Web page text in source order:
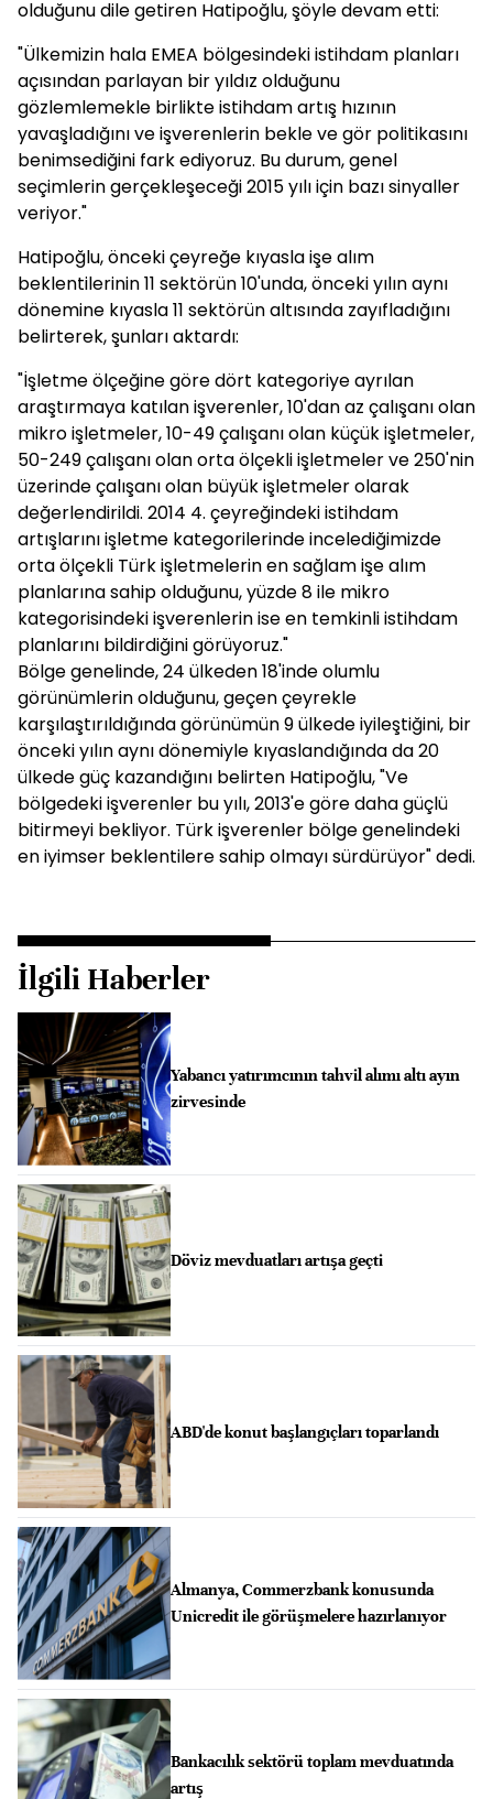
olduğunu dile getiren Hatipoğlu, şöyle devam etti:
"Ülkemizin hala EMEA bölgesindeki istihdam planları
açısından parlayan bir yıldız olduğunu
gözlemlemekle birlikte istihdam artış hızının
yavaşladığını ve işverenlerin bekle ve gör politikasını
benimsediğini fark ediyoruz. Bu durum, genel
seçimlerin gerçekleşeceği 2015 yılı için bazı sinyaller
veriyor."
Hatipoğlu, önceki çeyreğe kıyasla işe alım
beklentilerinin 11 sektörün 10'unda, önceki yılın aynı
dönemine kıyasla 11 sektörün altısında zayıfladığını
belirterek, şunları aktardı:
"İşletme ölçeğine göre dört kategoriye ayrılan
araştırmaya katılan işverenler, 10'dan az çalışanı olan
mikro işletmeler, 10-49 çalışanı olan küçük işletmeler,
50-249 çalışanı olan orta ölçekli işletmeler ve 250'nin
üzerinde çalışanı olan büyük işletmeler olarak
değerlendirildi. 2014 4. çeyreğindeki istihdam
artışlarını işletme kategorilerinde incelediğimizde
orta ölçekli Türk işletmelerin en sağlam işe alım
planlarına sahip olduğunu, yüzde 8 ile mikro
kategorisindeki işverenlerin ise en temkinli istihdam
planlarını bildirdiğini görüyoruz."
Bölge genelinde, 24 ülkeden 18'inde olumlu
görünümlerin olduğunu, geçen çeyrekle
karşılaştırıldığında görünümün 9 ülkede iyileştiğini, bir
önceki yılın aynı dönemiyle kıyaslandığında da 20
ülkede güç kazandığını belirten Hatipoğlu, "Ve
bölgedeki işverenler bu yılı, 2013'e göre daha güçlü
bitirmeyi bekliyor. Türk işverenler bölge genelindeki
en iyimser beklentilere sahip olmayı sürdürüyor" dedi.
İlgili Haberler
Yabancı yatırımcının tahvil alımı altı ayın
zirvesinde
Döviz mevduatları artışa geçti
ABD'de konut başlangıçları toparlandı
Almanya, Commerzbank konusunda
Unicredit ile görüşmelere hazırlanıyor
Bankacılık sektörü toplam mevduatında
artış